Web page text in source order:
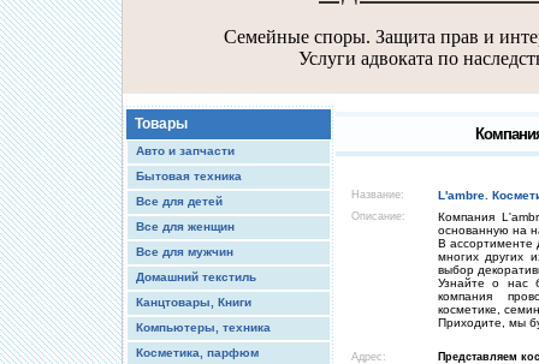
Семейные споры. Защита прав и
Услуги адвоката по
Товары
Авто и запчасти
Бытовая техника
Все для детей
Все для женщин
Все для мужчин
Домашний текстиль
Канцтовары, Книги
Компьютеры, техника
Косметика, парфюм
Название: L'ambre.
Описание:
Компания
основанную на
В ассортименте
многих других
выбор
Узнайте о нас
компания
косметике,
Приходите, мы
Адрес:
Представляем